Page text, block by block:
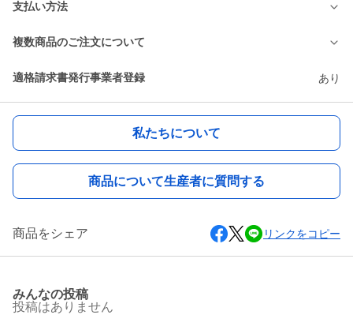
支払い方法
複数商品のご注文について
適格請求書発行事業者登録 あり
私たちについて
商品について生産者に質問する
商品をシェア リンクをコピー
みんなの投稿
投稿はありません